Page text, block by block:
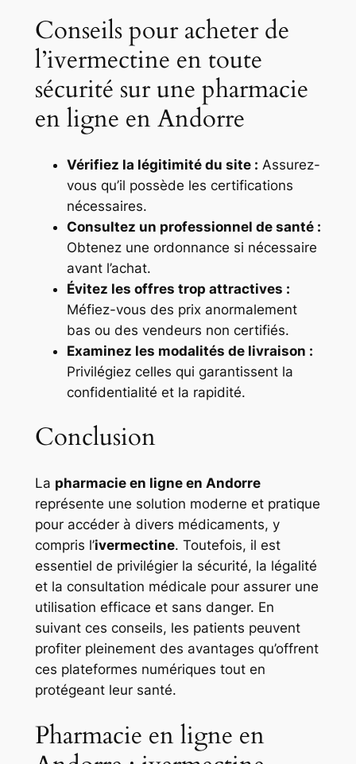
Conseils pour acheter de
l’ivermectine en toute
sécurité sur une pharmacie
en ligne en Andorre
Vérifiez la légitimité du site : Assurez-
vous qu’il possède les certifications
nécessaires.
Consultez un professionnel de santé :
Obtenez une ordonnance si nécessaire
avant l’achat.
Évitez les offres trop attractives :
Méfiez-vous des prix anormalement
bas ou des vendeurs non certifiés.
Examinez les modalités de livraison :
Privilégiez celles qui garantissent la
confidentialité et la rapidité.
Conclusion
La pharmacie en ligne en Andorre
représente une solution moderne et pratique
pour accéder à divers médicaments, y
compris l’ivermectine. Toutefois, il est
essentiel de privilégier la sécurité, la légalité
et la consultation médicale pour assurer une
utilisation efficace et sans danger. En
suivant ces conseils, les patients peuvent
profiter pleinement des avantages qu’offrent
ces plateformes numériques tout en
protégeant leur santé.
Pharmacie en ligne en